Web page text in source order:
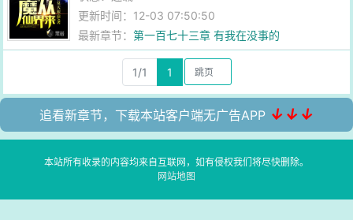
更新时间：12-03 07:50:50
最新章节：第一百七十三章 有我在没事的
1/1 1
追看新章节，下载本站客户端无广告APP ↓↓↓
本站所有收录的内容均来自互联网，如有侵权我们将尽快删除。
网站地图